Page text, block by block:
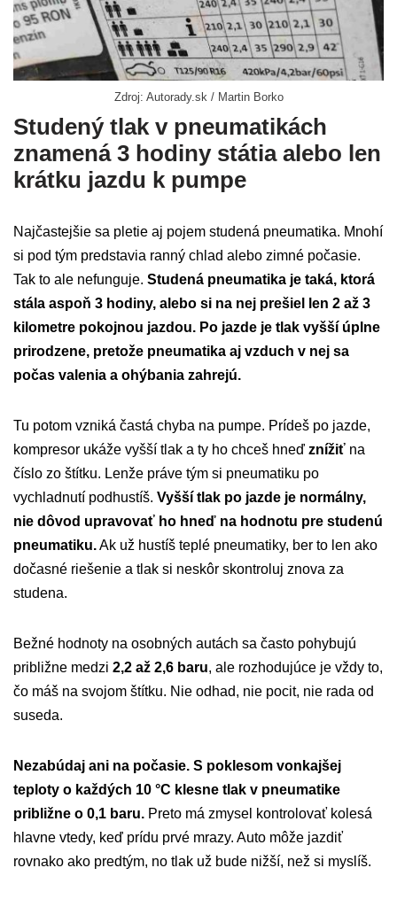
Zdroj: Autorady.sk / Martin Borko
Studený tlak v pneumatikách
znamená 3 hodiny státia alebo len
krátku jazdu k pumpe
Najčastejšie sa pletie aj pojem studená pneumatika. Mnohí
si pod tým predstavia ranný chlad alebo zimné počasie.
Tak to ale nefunguje. Studená pneumatika je taká, ktorá
stála aspoň 3 hodiny, alebo si na nej prešiel len 2 až 3
kilometre pokojnou jazdou. Po jazde je tlak vyšší úplne
prirodzene, pretože pneumatika aj vzduch v nej sa
počas valenia a ohýbania zahrejú.
Tu potom vzniká častá chyba na pumpe. Prídeš po jazde,
kompresor ukáže vyšší tlak a ty ho chceš hneď znížiť na
číslo zo štítku. Lenže práve tým si pneumatiku po
vychladnutí podhustíš. Vyšší tlak po jazde je normálny,
nie dôvod upravovať ho hneď na hodnotu pre studenú
pneumatiku.Ak už hustíš teplé pneumatiky, ber to len ako
dočasné riešenie a tlak si neskôr skontroluj znova za
studena.
Bežné hodnoty na osobných autách sa často pohybujú
približne medzi 2,2 až 2,6 baru, ale rozhodujúce je vždy to,
čo máš na svojom štítku. Nie odhad, nie pocit, nie rada od
suseda.
Nezabúdaj ani na počasie. S poklesom vonkajšej
teploty o každých 10 °C klesne tlak v pneumatike
približne o 0,1 baru. Preto má zmysel kontrolovať kolesá
hlavne vtedy, keď prídu prvé mrazy. Auto môže jazdiť
rovnako ako predtým, no tlak už bude nižší, než si myslíš.